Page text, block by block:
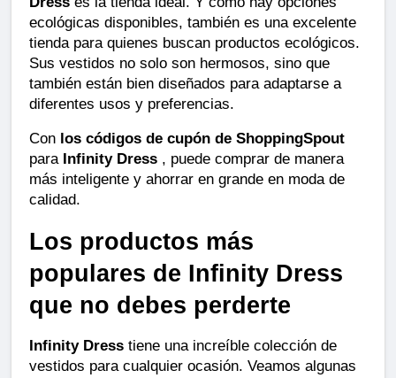
ecológicas disponibles, también es una excelente
tienda para quienes buscan productos ecológicos.
Sus vestidos no solo son hermosos, sino que
también están bien diseñados para adaptarse a
diferentes usos y preferencias.
Con los códigos de cupón de ShoppingSpout
para Infinity Dress , puede comprar de manera
más inteligente y ahorrar en grande en moda de
calidad.
Los productos más
populares de Infinity Dress
que no debes perderte
Infinity Dress tiene una increíble colección de
vestidos para cualquier ocasión. Veamos algunas